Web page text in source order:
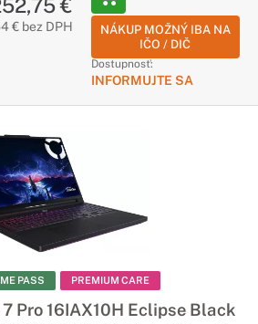
€
€ bez DPH
NÁKUP MOŽNÝ IBA NA
IČO / DIČ
Dostupnosť:
INFORMUJTE SA
PASS PREMIUM CARE
Pro 16IAX10H Eclipse Black